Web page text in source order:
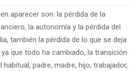
aparecer son: la pérdida de la
la autonomía y la pérdida del
también la pérdida de lo que se deja
que todo ha cambiado, la transición
padre, madre, hijo, trabajador,